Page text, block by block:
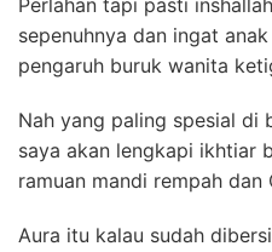
Perlahan tapi pasti
sepenuhnya dan ingat
pengaruh buruk wanita
Nah yang paling spesial di
saya akan lengkapi ikhtiar
ramuan mandi rempah dan
Aura itu kalau sudah